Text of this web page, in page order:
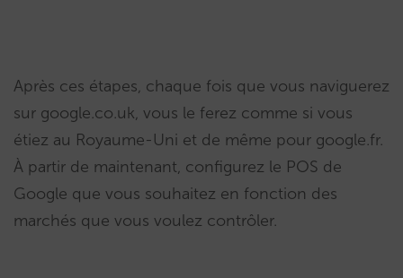
Après ces étapes, chaque fois que vous naviguerez
sur google.co.uk, vous le ferez comme si vous
étiez au Royaume-Uni et de même pour google.fr.
À partir de maintenant, configurez le POS de
Google que vous souhaitez en fonction des
marchés que vous voulez contrôler.